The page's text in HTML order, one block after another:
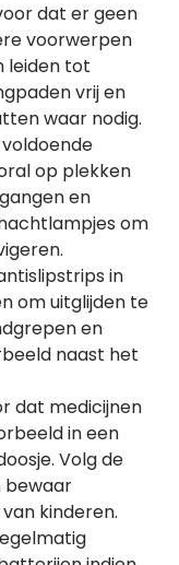
dat er geen
voorwerpen
leiden tot
vrij en
waar nodig.
op plekken
en
om
in
om uitglijden te
en
naast het
dat medicijnen
in een
Volg de
bewaar
kinderen.